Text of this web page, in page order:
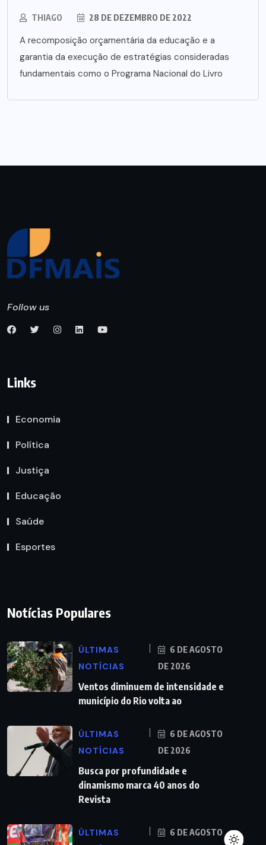
THIAGO 28 DE DEZEMBRO DE 2022
A recomposição orçamentária da educação e a
garantia da execução de estratégias consideradas
fundamentais como o Programa Nacional do Livro
Follow us
Links
Economia
Política
Justiça
Educação
Saúde
Esportes
Notícias Populares
ÚLTIMAS
NOTÍCIAS
6 DE AGOSTO
DE 2026
Ventos diminuem de intensidade e
município do Rio volta ao
ÚLTIMAS
NOTÍCIAS
6 DE AGOSTO
DE 2026
Busca por profundidade e
dinamismo marca 40 anos do
Revista
ÚLTIMAS
6 DE AGOSTO